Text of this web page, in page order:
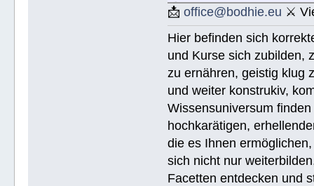
🚀 Die Lösung für Konflikte -
🚀 Lösungen für eine
🚀 Ethik unjd die Zustände -
🚀 Integrität und Ehrlichkeit -
Wie Sie jemandem helfen
🚀 Werkzeuge für den
🚀 Die Ehe - https://bodhie.eu/
🚀 Kinder - https://bodhie.eu/
🚀 Grundlagen des Organisieren
🚀 Public Relations - https://
🚀 Planziele und Ziele- https://
🚀 Kommunikation - https://
Name (BlockBuchStaben)/eMail
📩office@bodhie.eu ⚔
Hier befinden sich
und Kurse sich zubilden,
zu ernähren, geistig klug
und weiter konstrukiv,
Wissensuniversum
hochkarätigen,
die es Ihnen
sich nicht nur
Facetten entdecken und